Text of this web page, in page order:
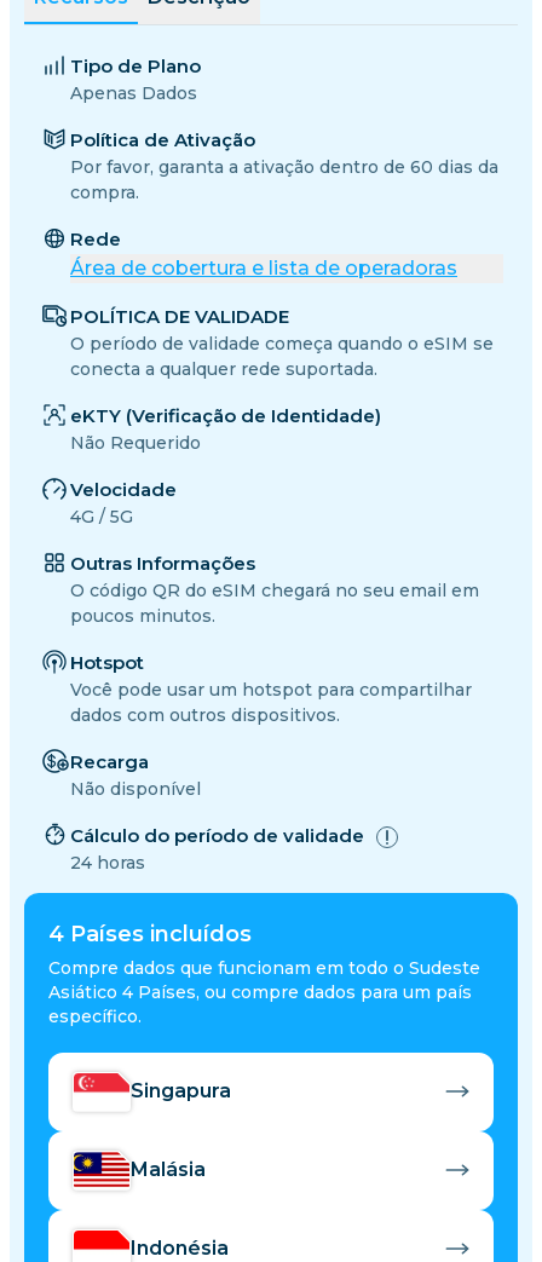
4 Países incluídos
Compre dados que funcionam em todo o Sudeste
Asiático 4 Países, ou compre dados para um país
específico.
Singapura
Malásia
Indonésia
Tipo de Plano
Apenas Dados
Política de Ativação
Por favor, garanta a ativação dentro de 60 dias da
compra.
Rede
Área de cobertura e lista de operadoras
POLÍTICA DE VALIDADE
O período de validade começa quando o eSIM se
conecta a qualquer rede suportada.
eKTY (Verificação de Identidade)
Não Requerido
Velocidade
4G / 5G
Outras Informações
O código QR do eSIM chegará no seu email em
poucos minutos.
Hotspot
Você pode usar um hotspot para compartilhar
dados com outros dispositivos.
Recarga
Não disponível
Cálculo do período de validade
24 horas